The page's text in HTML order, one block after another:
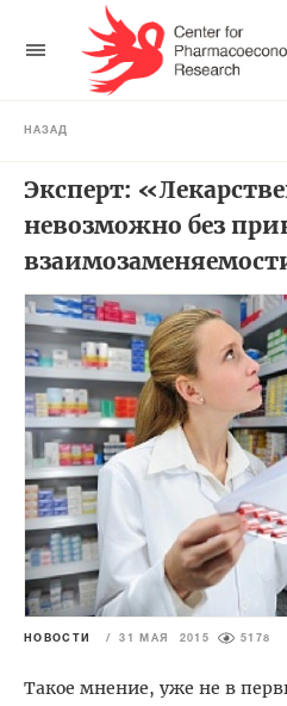
НАЗАД
Эксперт:
невозможно без
НОВОСТИ / 31 МАЯ 2015 5178
Такое мнение, уже не в